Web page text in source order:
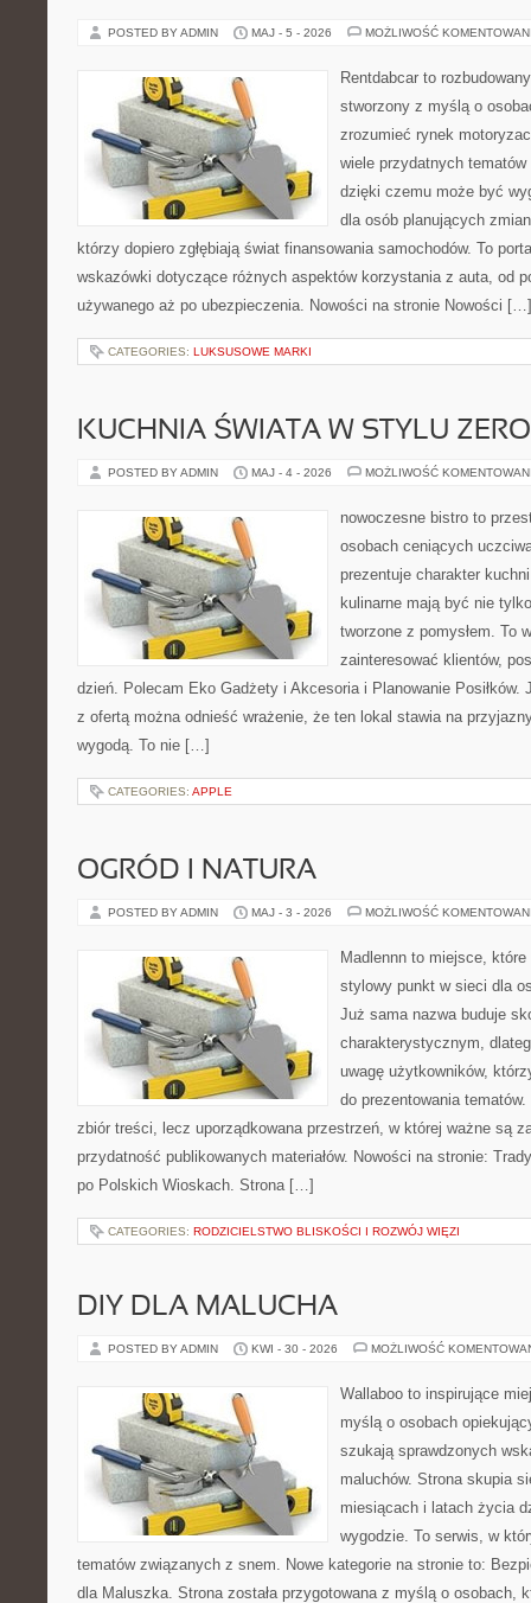
POSTED BY ADMIN MAJ - 5 - 2026 MOŻLIWOŚĆ
Rentdabcar to
stworzony z myślą o
zrozumieć rynek
wiele przydatnych
dzięki czemu może być
dla osób planujących
którzy dopiero zgłębiają świat finansowania samochodów. To
wskazówki dotyczące różnych aspektów korzystania z auta, od
używanego aż po ubezpieczenia. Nowości na stronie Nowości […]
CATEGORIES: LUKSUSOWE MARKI
KUCHNIA ŚWIATA W STYLU
POSTED BY ADMIN MAJ - 4 - 2026 MOŻLIWOŚĆ
nowoczesne bistro to
osobach ceniących
prezentuje charakter
kulinarne mają być nie
tworzone z pomysłem. To
zainteresować klientów,
dzień. Polecam Eko Gadżety i Akcesoria i Planowanie Posiłków.
z ofertą można odnieść wrażenie, że ten lokal stawia na
wygodą. To nie […]
CATEGORIES: APPLE
OGRÓD I NATURA
POSTED BY ADMIN MAJ - 3 - 2026 MOŻLIWOŚĆ
Madlennn to miejsce,
stylowy punkt w sieci dla
Już sama nazwa buduje
charakterystycznym,
uwagę użytkowników,
do prezentowania
zbiór treści, lecz uporządkowana przestrzeń, w której ważne są
przydatność publikowanych materiałów. Nowości na stronie:
po Polskich Wioskach. Strona […]
CATEGORIES: RODZICIELSTWO BLISKOŚCI I ROZWÓJ WIĘZI
DIY DLA MALUCHA
POSTED BY ADMIN KWI - 30 - 2026 MOŻLIWOŚĆ
Wallaboo to inspirujące
myślą o osobach
szukają sprawdzonych
maluchów. Strona skupia
miesiącach i latach życia
wygodzie. To serwis, w
tematów związanych z snem. Nowe kategorie na stronie to:
dla Maluszka. Strona została przygotowana z myślą o osobach,